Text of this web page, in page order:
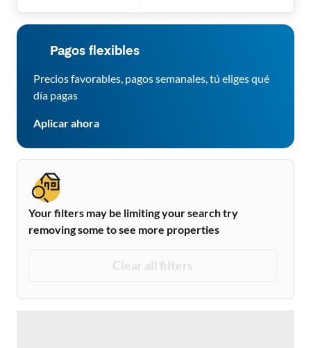
Pagos flexibles
Precios favorables, pagos semanales, tú eliges qué
día pagas
Aplicar ahora
Your filters may be limiting your search try
removing some to see more properties
Clear all filters